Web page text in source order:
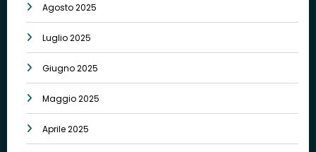
Agosto 2025
Luglio 2025
Giugno 2025
Maggio 2025
Aprile 2025